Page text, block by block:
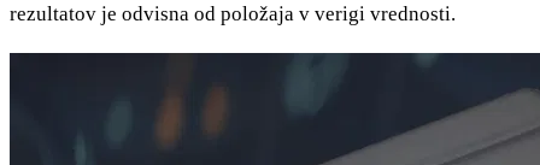
rezultatov je odvisna od položaja v verigi vrednosti.